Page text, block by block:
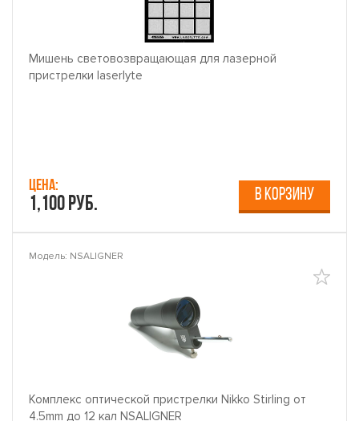
Мишень световозвращающая для лазерной
пристрелки laserlyte
Цена:
1,100 руб. В КОРЗИНУ
Модель: NSALIGNER
Комплекс оптической пристрелки Nikko Stirling от
4.5mm до 12 кал NSALIGNER